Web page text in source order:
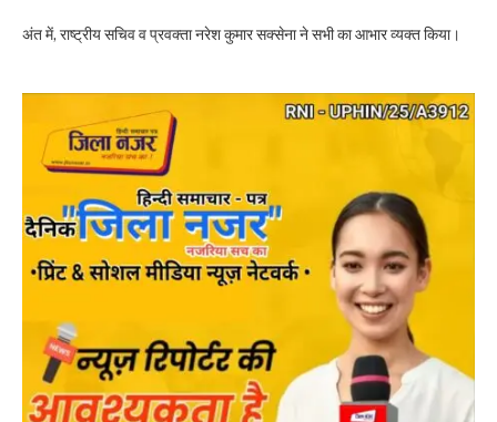
अंत में, राष्ट्रीय सचिव व प्रवक्ता नरेश कुमार सक्सेना ने सभी का आभार व्यक्त किया।